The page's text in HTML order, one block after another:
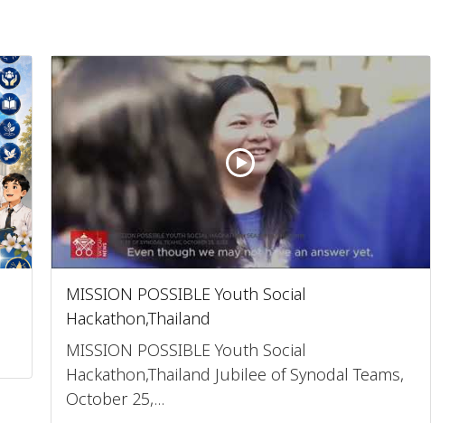
MISSION POSSIBLE Youth Social
Hackathon,Thailand
MISSION POSSIBLE Youth Social
Hackathon,Thailand Jubilee of Synodal Teams,
October 25,...